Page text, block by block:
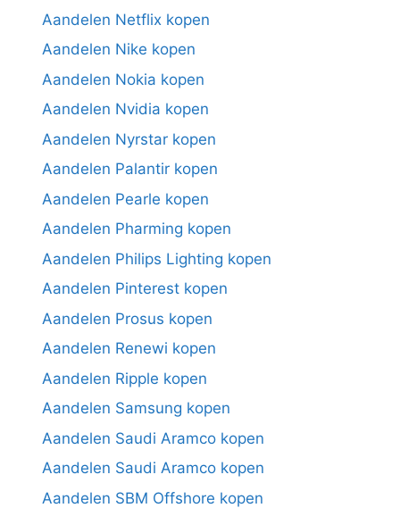
Aandelen Netflix kopen
Aandelen Nike kopen
Aandelen Nokia kopen
Aandelen Nvidia kopen
Aandelen Nyrstar kopen
Aandelen Palantir kopen
Aandelen Pearle kopen
Aandelen Pharming kopen
Aandelen Philips Lighting kopen
Aandelen Pinterest kopen
Aandelen Prosus kopen
Aandelen Renewi kopen
Aandelen Ripple kopen
Aandelen Samsung kopen
Aandelen Saudi Aramco kopen
Aandelen Saudi Aramco kopen
Aandelen SBM Offshore kopen